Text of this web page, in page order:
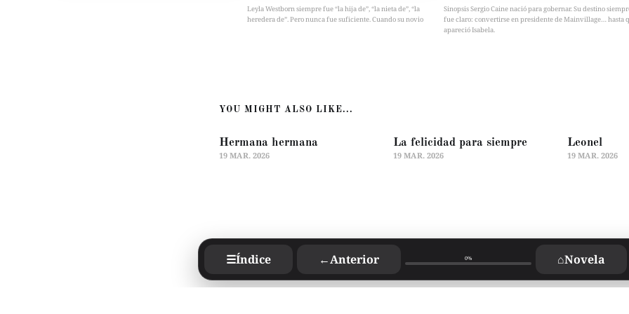
☰Índice ←Anterior 0% ⌂Novela
Leyla Westborn siempre fue “la hija de”, “la nieta de”, “la
heredera de”. Pero nunca fue suficiente. Cuando su novio
Sinopsis Sergio Caine nació para gobernar. Su destino
fue claro: convertirse en presidente de Mainvillage… hasta
apareció Isabela.
YOU MIGHT ALSO LIKE...
Hermana hermana
19 MAR. 2026
La felicidad para siempre
19 MAR. 2026
Leonel
19 MAR. 2026